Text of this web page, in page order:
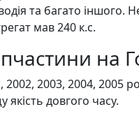
та багато
мав 240 к.с.
на
2003, 2004, 2005
якість довгого часу.